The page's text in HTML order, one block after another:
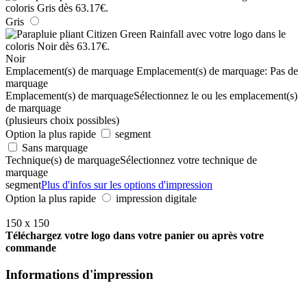
Gris
Noir
Emplacement(s) de marquage Emplacement(s) de marquage: Pas de
marquage
Emplacement(s) de marquageSélectionnez le ou les emplacement(s)
de marquage
(plusieurs choix possibles)
Option la plus rapide
segment
Sans marquage
Technique(s) de marquageSélectionnez votre technique de
marquage
segmentPlus d'infos sur les options d'impression
Option la plus rapide
impression digitale
150 x 150
Téléchargez votre logo dans votre panier ou après votre
commande
Informations d'impression